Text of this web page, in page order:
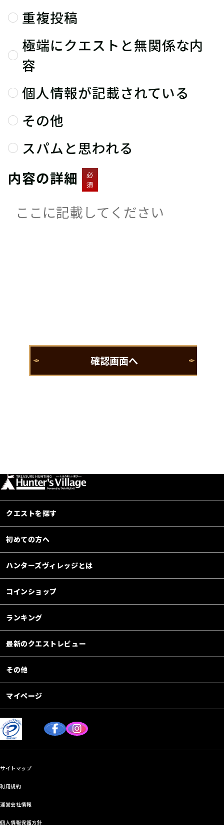
重複投稿
極端にクエストと無関係な内
容
個人情報が記載されている
その他
スパムと思われる
内容の詳細
必
須
クエストを探す
初めての方へ
ハンターズヴィレッジとは
コインショップ
ランキング
最新のクエストレビュー
その他
マイページ
サイトマップ
利用規約
運営会社情報
個人情報保護方針